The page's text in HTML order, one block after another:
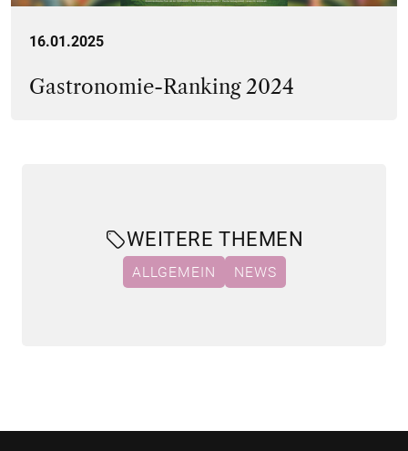
16.01.2025
Gastronomie-Ranking 2024
WEITERE THEMEN
ALLGEMEIN NEWS